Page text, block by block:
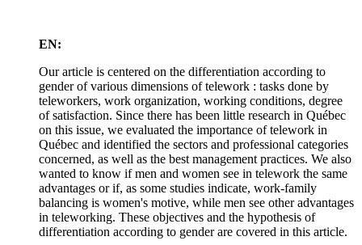
EN:
Our article is centered on the differentiation according to
gender of various dimensions of telework : tasks done by
teleworkers, work organization, working conditions, degree
of satisfaction. Since there has been little research in Québec
on this issue, we evaluated the importance of telework in
Québec and identified the sectors and professional categories
concerned, as well as the best management practices. We also
wanted to know if men and women see in telework the same
advantages or if, as some studies indicate, work-family
balancing is women's motive, while men see other advantages
in teleworking. These objectives and the hypothesis of
differentiation according to gender are covered in this article.